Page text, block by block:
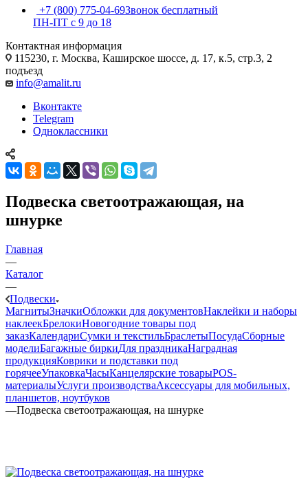
+7 (800) 775-04-69Звонок бесплатный
ПН-ПТ c 9 до 18
Контактная информация
115230, г. Москва, Каширское шоссе, д. 17, к.5, стр.3, 2
подъезд
info@amalit.ru
Вконтакте
Telegram
Одноклассники
Подвеска светоотражающая, на
шнурке
Главная
—
Каталог
—
Подвески
МагнитыЗначкиОбложки для документовНаклейки и наборы
наклеекБрелокиНовогодние товары под
заказКалендариСумки и текстильБраслетыПосудаСборные
моделиБагажные биркиДля праздникаНаградная
продукцияКоврики и подставки под
горячееУпаковкаЧасыКанцелярские товарыPOS-
материалыУслуги производстваАксессуары для мобильных,
планшетов, ноутбуков
—Подвеска светоотражающая, на шнурке